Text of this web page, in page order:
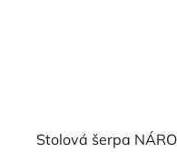
Stolová šerpa